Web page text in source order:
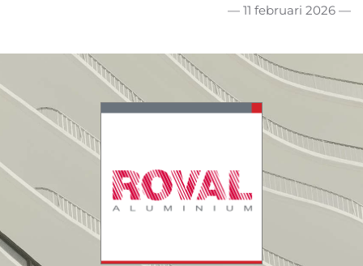
— 11 februari 2026 —